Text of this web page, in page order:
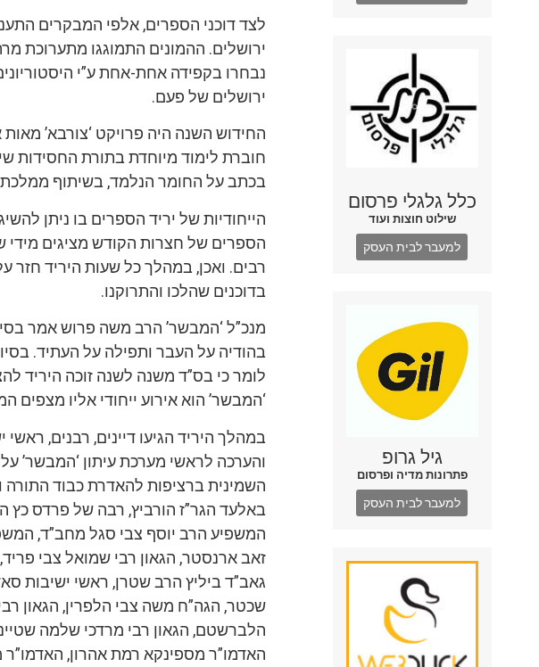
כלל גלגלי פרסום
שילוט חוצות ועוד
למעבר לבית העסק
גיל גרופ
פתרונות מדיה ופרסום
למעבר לבית העסק
לצד דוכני הספרים, אלפי המבקרים
ירושלים. ההמונים התמוגגו מתערוכת
נבחרו בקפידה אחת-אחת ע”י
ירושלים של פעם.
החידוש השנה היה פרויקט ‘צורבא’
חוברת לימוד מיוחדת בתורת החסידות
בכתב על החומר הנלמד, בשיתוף ממלכת
הייחודיות של יריד הספרים בו ניתן
הספרים של חצרות הקודש מציגים
רבים. ואכן, במהלך כל שעות היריד
בדוכנים שהלכו והתרוקנו.
מנכ”ל ‘המבשר’ הרב משה פרוש אמר
בהודיה על העבר ותפילה על העתיד.
לומר כי בס”ד משנה לשנה זוכה היריד
‘המבשר’ הוא אירוע ייחודי אליו מצפים
במהלך היריד הגיעו דיינים, רבנים,
והערכה לראשי מערכת עיתון ‘המבשר’
השמינית ברציפות להאדרת כבוד התורה
באלעד הגר”ז הורביץ, רבה של פרדס
המשפיע הרב יוסף צבי סגל מחב”ד,
זאב ארנסטר, הגאון רבי שמואל צבי
גאב”ד ביליץ הרב שטרן, ראשי ישיבות
שכטר, הגה”ח משה צבי הלפרין, הגאון
הלברשטם, הגאון רבי מרדכי שלמה
האדמו”ר מספינקא רמת אהרון,